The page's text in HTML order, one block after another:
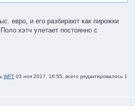
евро, и его разбирают как пирожки
хэтч улетает постоянно с
WFT 03 ноя 2017, 16:55, всего редактировалось 1